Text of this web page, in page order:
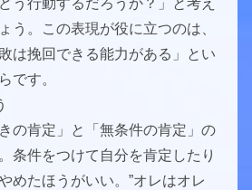
う行動するだろうか？」と考え
う。この表現が役に立つのは、
は挽回できる能力がある」とい
です。
の肯定」と「無条件の肯定」の
条件をつけて自分を肯定したり
めたほうがいい。”オレはオレ